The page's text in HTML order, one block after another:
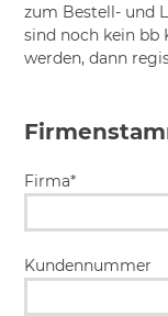
zum Bestell- und
sind noch kein bb
werden, dann
Firma*
Kundennummer